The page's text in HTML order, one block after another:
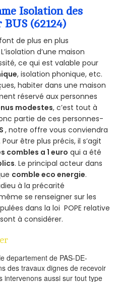
Isolation des
BUS (62124)
de plus en plus
L’isolation d’une maison
ce qui est valable pour
, isolation phonique, etc.
habiter dans une maison
réservé aux personnes
modestes, c’est tout à
partie de ces personnes-
, notre offre vous conviendra
. Pour être plus précis, il s’agit
combles a 1 euro qui a été
. Le principal acteur dans
comble eco energie.
à la précarité
se renseigner sur les
dans la loi POPE relative
à considérer.
departement de PAS-DE-
des travaux dignes de recevoir
intervenons aussi sur tout type